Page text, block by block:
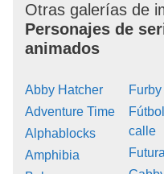
Otras galerías de
Personajes de
animados
Abby Hatcher
Adventure Time
Alphablocks
Amphibia
Furby
calle